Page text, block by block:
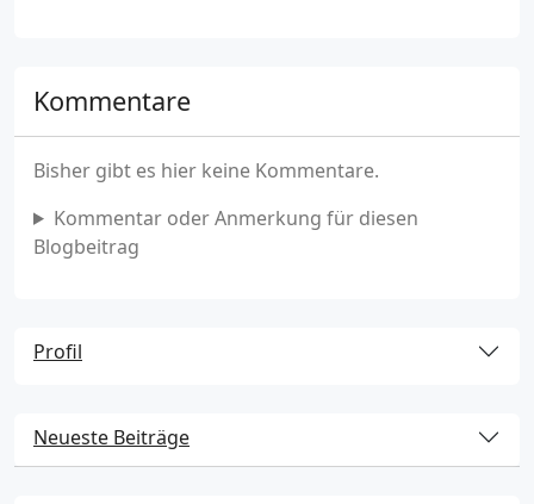
Kommentare
Bisher gibt es hier keine Kommentare.
Kommentar oder Anmerkung für diesen
Blogbeitrag
Profil
Neueste Beiträge